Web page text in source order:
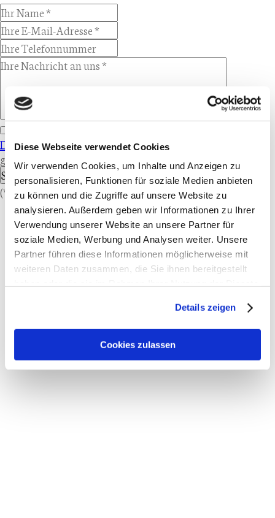
Diese Webseite verwendet Cookies
Wir verwenden Cookies, um Inhalte und Anzeigen zu
personalisieren, Funktionen für soziale Medien anbieten
zu können und die Zugriffe auf unsere Website zu
analysieren. Außerdem geben wir Informationen zu Ihrer
Verwendung unserer Website an unsere Partner für
soziale Medien, Werbung und Analysen weiter. Unsere
Partner führen diese Informationen möglicherweise mit
weiteren Daten zusammen, die Sie ihnen bereitgestellt
Cookies, wenn Sie unsere Webseite weiterhin nutzen.
Details zeigen
Cookies zulassen
Datenschutz
gelesen zu haben.
Senden
(* Pflichtfelder)